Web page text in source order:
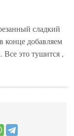
сладкий
конце добавляем
это тушится ,